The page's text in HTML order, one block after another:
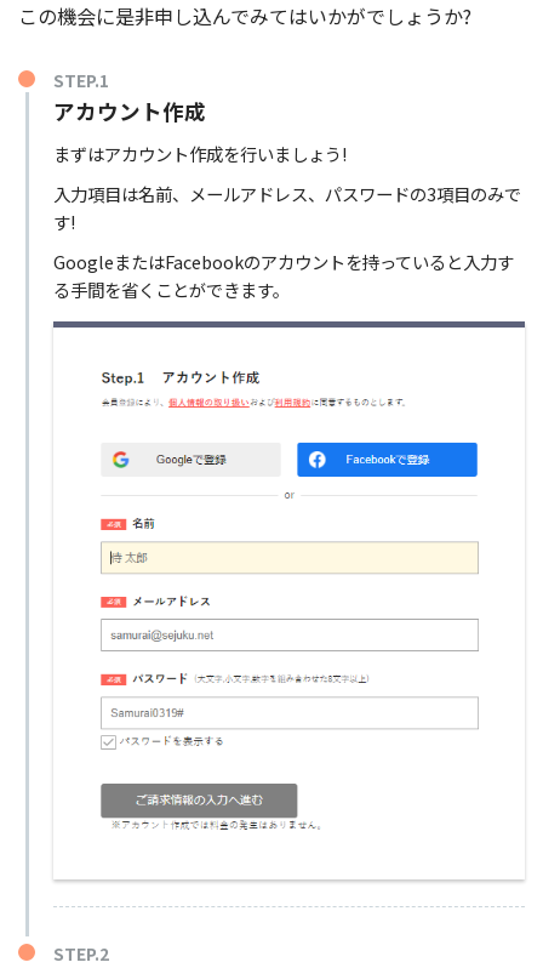
この機会に是非申し込んでみてはいかがでしょうか?
STEP.1
アカウント作成
まずはアカウント作成を行いましょう!
入力項目は名前、メールアドレス、パスワードの3項目のみで
す!
GoogleまたはFacebookのアカウントを持っていると入力す
る手間を省くことができます。
STEP.2